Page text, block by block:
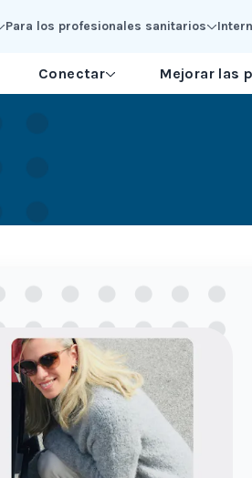
Para los profesionales sanitarios
Conectar Mejorar las